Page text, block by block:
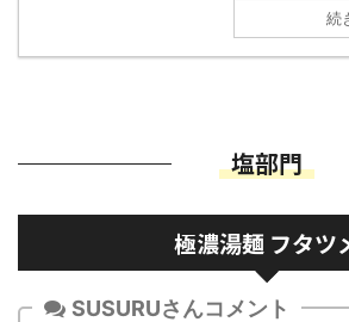
続
塩部門
極濃湯麺 フタツ
SUSURUさんコメント